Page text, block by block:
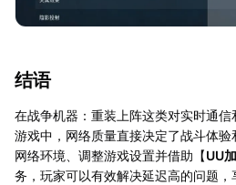
结语
在战争机器：重装上阵这类对实时通信
游戏中，网络质量直接决定了战斗体
网络环境、调整游戏设置并借助【UU
务，玩家可以有效解决延迟高的问题